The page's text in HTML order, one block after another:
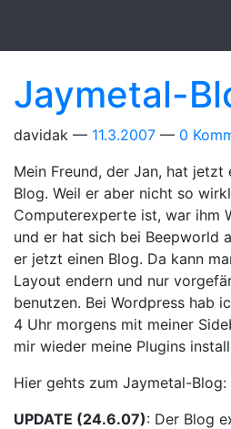
Jaymetal-
davidak 11.3.2007
0
Mein Freund, der Jan, hat jetzt
Blog. Weil er aber nicht so
Computerexperte ist, war ihm
und er hat sich bei Beepworld
er jetzt einen Blog. Da kann
Layout endern und nur
benutzen. Bei Wordpress hab
4 Uhr morgens mit meiner
mir wieder meine Plugins
Hier gehts zum Jaymetal-Blog:
UPDATE (24.6.07): Der Blog